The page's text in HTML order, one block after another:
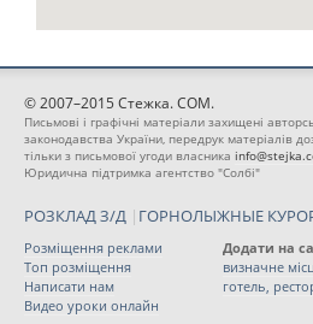
© 2007–2015 Стежка. COM.
Письмові і графічні матеріали захищені
законодавства України, передрук матеріалів
тільки з письмової угоди власника
Юридична підтримка агентство "Солбі"
РОЗКЛАД З/Д | ГОРНОЛЫЖНЫЕ
Розміщення реклами
Топ розміщення
Написати нам
Видео уроки онлайн
Додати на
визначне
готель,